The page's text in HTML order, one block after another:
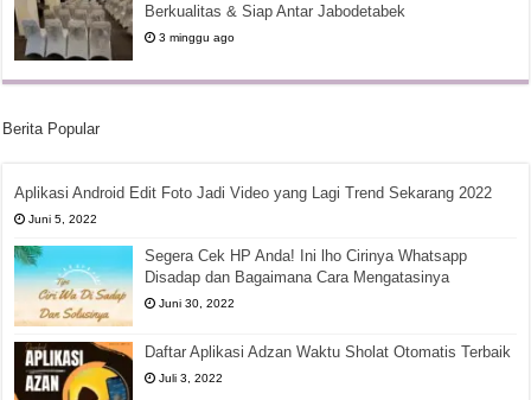
Berkualitas & Siap Antar Jabodetabek
3 minggu ago
Berita Popular
Aplikasi Android Edit Foto Jadi Video yang Lagi Trend Sekarang 2022
Juni 5, 2022
Segera Cek HP Anda! Ini lho Cirinya Whatsapp
Disadap dan Bagaimana Cara Mengatasinya
Juni 30, 2022
Daftar Aplikasi Adzan Waktu Sholat Otomatis Terbaik
Juli 3, 2022